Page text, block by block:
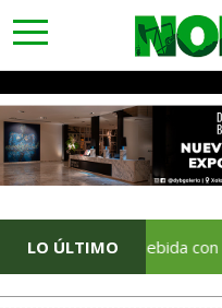
toggle
navigation
LO ÚLTIMO
Una bebida con historia,